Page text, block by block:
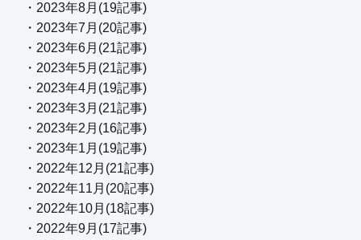
・2023年8月(19記事)
・2023年7月(20記事)
・2023年6月(21記事)
・2023年5月(21記事)
・2023年4月(19記事)
・2023年3月(21記事)
・2023年2月(16記事)
・2023年1月(19記事)
・2022年12月(21記事)
・2022年11月(20記事)
・2022年10月(18記事)
・2022年9月(17記事)